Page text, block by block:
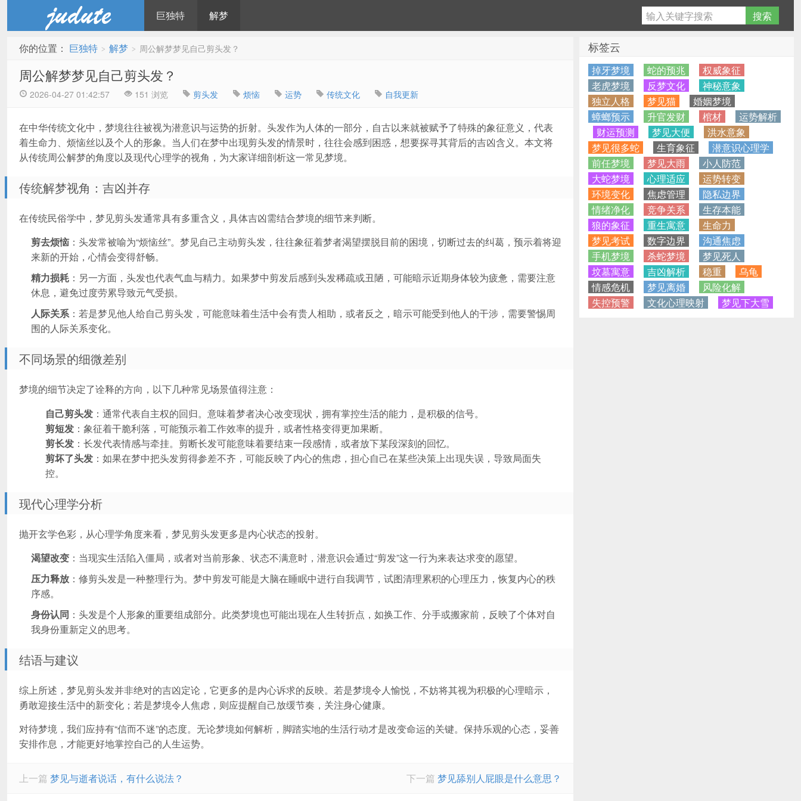
巨独特 解梦
你的位置： 巨独特 > 解梦 > 周公解梦梦见自己剪头发？
周公解梦梦见自己剪头发？
2026-04-27 01:42:57 151 浏览 剪头发 烦恼 运势 传统文化 自我更新
在中华传统文化中，梦境往往被视为潜意识与运势的折射。头发作为人体的一部分，自古以来就被赋予了特殊的象征意义，代表
着生命力、烦恼丝以及个人的形象。当人们在梦中出现剪头发的情景时，往往会感到困惑，想要探寻其背后的吉凶含义。本文将
从传统周公解梦的角度以及现代心理学的视角，为大家详细剖析这一常见梦境。
传统解梦视角：吉凶并存
在传统民俗学中，梦见剪头发通常具有多重含义，具体吉凶需结合梦境的细节来判断。
剪去烦恼 ：头发常被喻为“烦恼丝”。梦见自己主动剪头发，往往象征着梦者渴望摆脱目前的困境，切断过去的纠葛，预示着将迎
来新的开始，心情会变得舒畅。
精力损耗 ：另一方面，头发也代表气血与精力。如果梦中剪发后感到头发稀疏或丑陋，可能暗示近期身体较为疲惫，需要注意
休息，避免过度劳累导致元气受损。
人际关系：若是梦见他人给自己剪头发，可能意味着生活中会有贵人相助，或者反之，暗示可能受到他人的干涉，需要警惕周
围的人际关系变化。
不同场景的细微差别
梦境的细节决定了诠释的方向，以下几种常见场景值得注意：
自己剪头发 ：通常代表自主权的回归。意味着梦者决心改变现状，拥有掌控生活的能力，是积极的信号。
剪短发 ：象征着干脆利落，可能预示着工作效率的提升，或者性格变得更加果断。
剪长发 ：长发代表情感与牵挂。剪断长发可能意味着要结束一段感情，或者放下某段深刻的回忆。
剪坏了头发 ：如果在梦中把头发剪得参差不齐，可能反映了内心的焦虑，担心自己在某些决策上出现失误，导致局面失
控。
现代心理学分析
抛开玄学色彩，从心理学角度来看，梦见剪头发更多是内心状态的投射。
渴望改变 ：当现实生活陷入僵局，或者对当前形象、状态不满意时，潜意识会通过“剪发”这一行为来表达求变的愿望。
压力释放 ：修剪头发是一种整理行为。梦中剪发可能是大脑在睡眠中进行自我调节，试图清理累积的心理压力，恢复内心的秩
序感。
身份认同 ：头发是个人形象的重要组成部分。此类梦境也可能出现在人生转折点，如换工作、分手或搬家前，反映了个体对自
我身份重新定义的思考。
结语与建议
综上所述，梦见剪头发并非绝对的吉凶定论，它更多的是内心诉求的反映。若是梦境令人愉悦，不妨将其视为积极的心理暗示，
勇敢迎接生活中的新变化；若是梦境令人焦虑，则应提醒自己放缓节奏，关注身心健康。
对待梦境，我们应持有“信而不迷”的态度。无论梦境如何解析，脚踏实地的生活行动才是改变命运的关键。保持乐观的心态，妥善
安排作息，才能更好地掌控自己的人生运势。
上一篇 梦见与逝者说话，有什么说法？ 下一篇 梦见舔别人屁眼是什么意思？
标签云
掉牙梦境 蛇的预兆
权威象征
老虎梦境
反梦文化
神秘意象
独立人格
梦见猫
婚姻梦境
蟑螂预示
升官发财 棺材
运势解析
财运预测
梦见大便
洪水意象
梦见很多蛇
生育象征
潜意识心理学
前任梦境
梦见大雨
小人防范
大蛇梦境
心理适应
运势转变
环境变化
焦虑管理
隐私边界
情绪净化
竞争关系
生存本能
狼的象征
重生寓意
生命力
梦见考试
数字边界
沟通焦虑
手机梦境
杀蛇梦境
梦见死人
坟墓寓意
吉凶解析 稳重
乌龟
情感危机
梦见离婚
风险化解
失控预警
文化心理映射 梦见下大雪